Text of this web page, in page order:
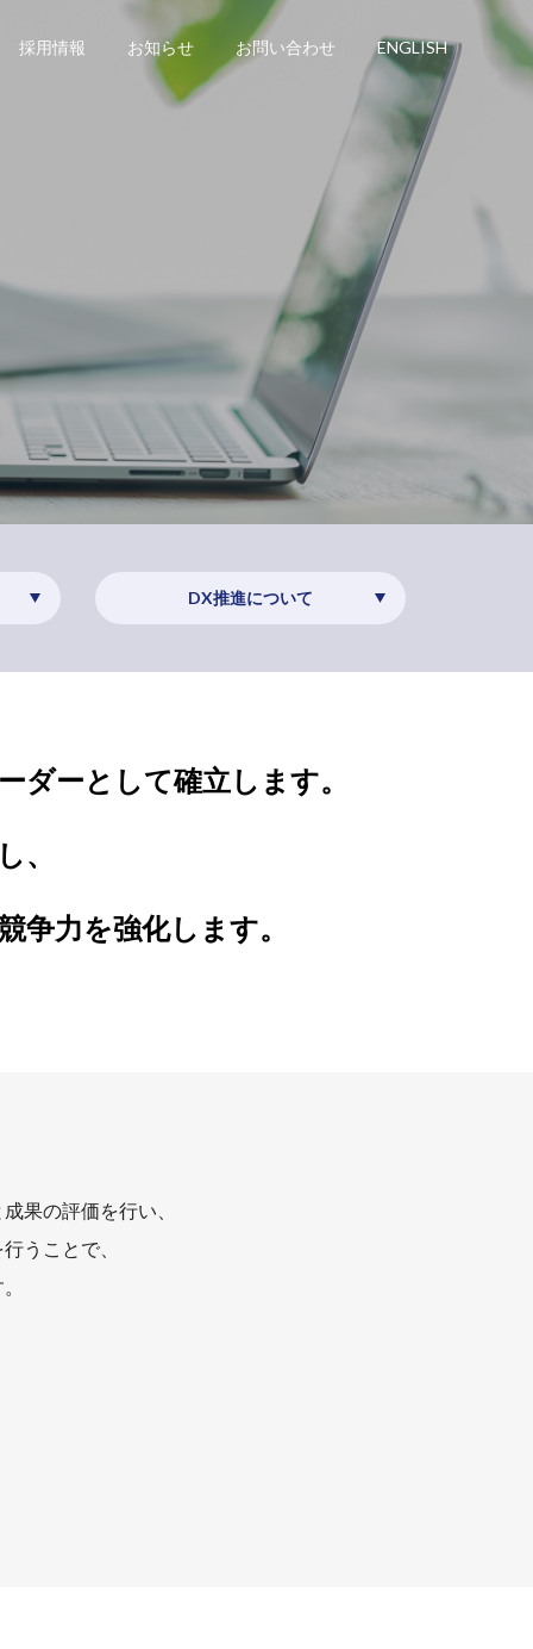
採用情報 お知らせ お問い合わせ ENGLISH
DX推進について
ダーとして確立します。
、
力を強化します。
果の評価を行い、
うことで、